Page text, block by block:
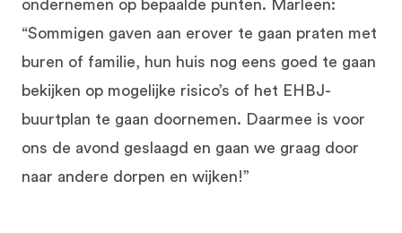
ondernemen op bepaalde punten. Marleen:
“Sommigen gaven aan erover te gaan praten met
buren of familie, hun huis nog eens goed te gaan
bekijken op mogelijke risico’s of het EHBJ-
buurtplan te gaan doornemen. Daarmee is voor
ons de avond geslaagd en gaan we graag door
naar andere dorpen en wijken!”